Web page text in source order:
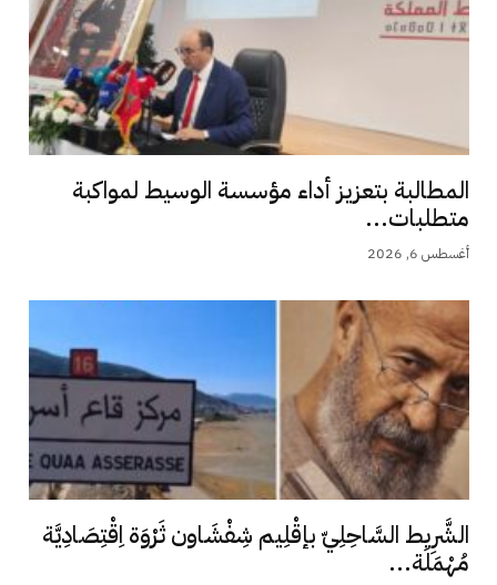
المطالبة بتعزيز أداء مؤسسة الوسيط لمواكبة
متطلبات...
أغسطس 6, 2026
الشَّرِيط السَّاحِلِيّ بإقْلِيم شِفْشَاون ثَرْوَة اِقْتِصَادِيَّة
مُهْمَلَة...